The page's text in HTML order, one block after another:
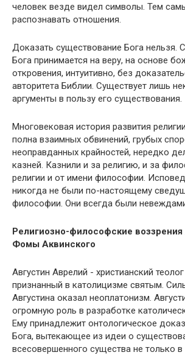
человек везде видел символы. Тем
распознавать отношения.
Доказать существование Бога нельзя.
Бога принимается на веру, на основе
откровения, интуитивно, без
авторитета Библии. Существует лишь
аргументы в пользу его существования.
Многовековая история развития
полна взаимных обвинений, грубых
неоправданных крайностей, нередко
казней. Казнили и за религию, и за
религии и от имени философии.
никогда не были по-настоящему
философии. Они всегда были
Религиозно-философские воззрения
Фомы Аквинского
Августин Аврелий - христианский
признанный в католицизме святым.
Августина оказал неоплатонизм.
огромную роль в разработке
Ему принадлежит онтологическое
Бога, вытекающее из идеи о
всесовершенного существа не только